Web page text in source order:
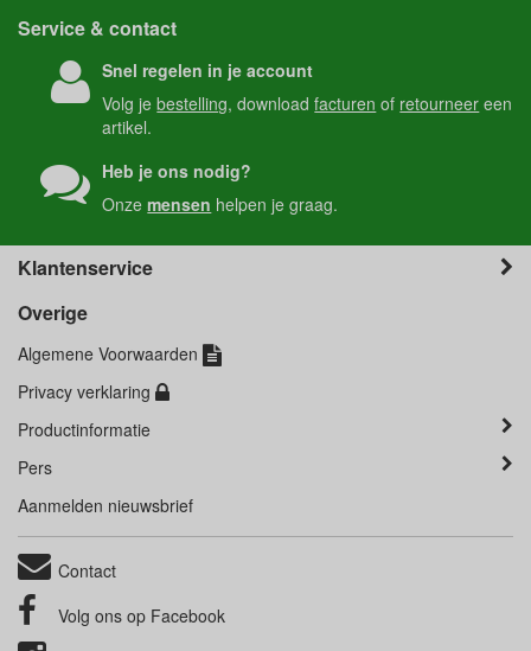
Service & contact
Snel regelen in je account
Volg jebestelling, downloadfacturen of retourneer een
artikel.
Heb je ons nodig?
Onzemensen helpen je graag.
Klantenservice
Overige
Algemene Voorwaarden
Privacy verklaring
Productinformatie
Pers
Aanmelden nieuwsbrief
Contact
Volg ons op Facebook